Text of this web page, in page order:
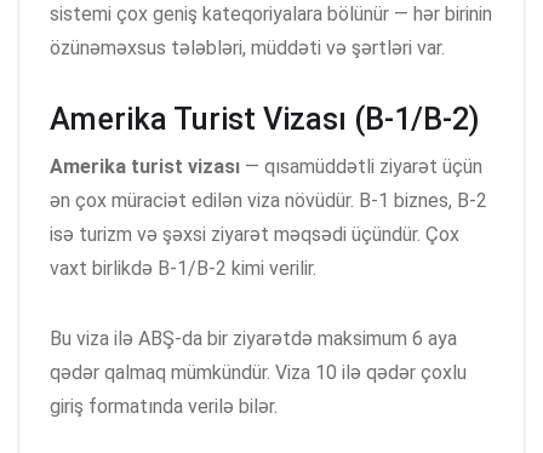
sistemi çox geniş kateqoriyalara bölünür — hər birinin
özünəməxsus tələbləri, müddəti və şərtləri var.
Amerika Turist Vizası (B-1/B-2)
Amerika turist vizası — qısamüddətli ziyarət üçün
ən çox müraciət edilən viza növüdür. B-1 biznes, B-2
isə turizm və şəxsi ziyarət məqsədi üçündür. Çox
vaxt birlikdə B-1/B-2 kimi verilir.
Bu viza ilə ABŞ-da bir ziyarətdə maksimum 6 aya
qədər qalmaq mümkündür. Viza 10 ilə qədər çoxlu
giriş formatında verilə bilər.